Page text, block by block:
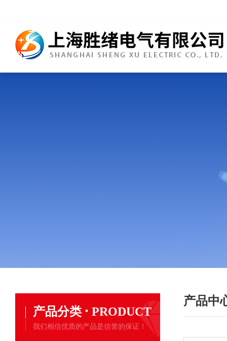
产品分类 · PRODUCT
我们相信优质的产品是信誉的保证！
产品中